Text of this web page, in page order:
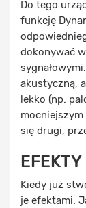
Do tego
funkcję
dokonywać
akustyczną,
lekko (np.
się drugi,
EFEKTY
Kiedy już
je efektami.